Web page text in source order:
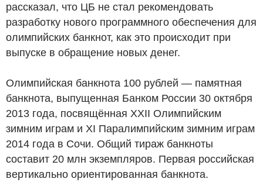
рассказал, что ЦБ не стал рекомендовать
разработку нового программного обеспечения для
олимпийских банкнот, как это происходит при
выпуске в обращение новых денег.
Олимпийская банкнота 100 рублей — памятная
банкнота, выпущенная Банком России 30 октября
2013 года, посвящённая XXII Олимпийским
зимним играм и XI Паралимпийским зимним играм
2014 года в Сочи. Общий тираж банкноты
составит 20 млн экземпляров. Первая российская
вертикально ориентированная банкнота.